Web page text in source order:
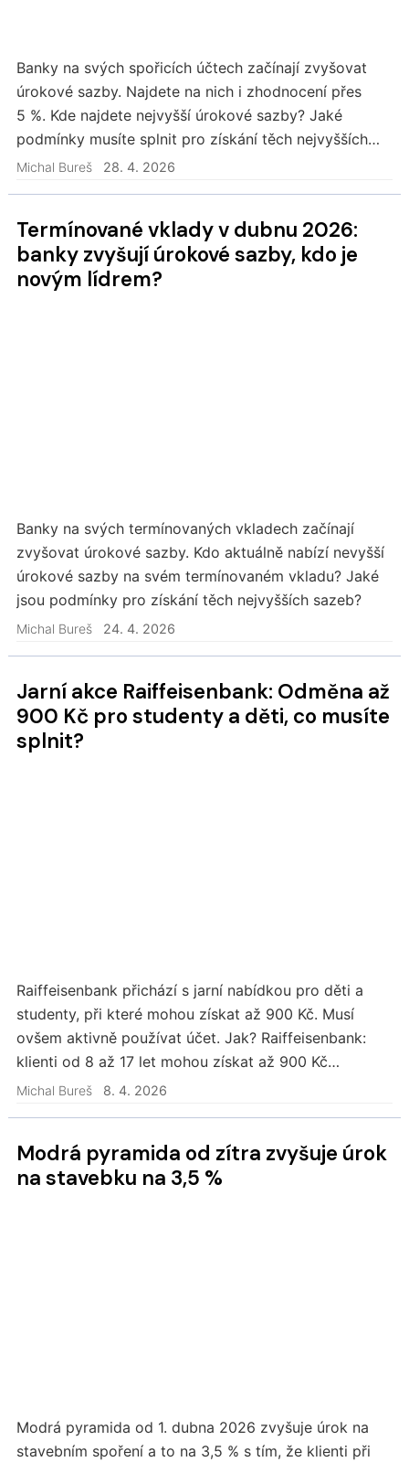
Banky na svých spořicích účtech začínají zvyšovat
úrokové sazby. Najdete na nich i zhodnocení přes
5 %. Kde najdete nejvyšší úrokové sazby? Jaké
podmínky musíte splnit pro získání těch nejvyšších
úrokových sazeb?
Michal Bureš 28. 4. 2026
Termínované vklady v dubnu 2026:
banky zvyšují úrokové sazby, kdo je
novým lídrem?
Banky na svých termínovaných vkladech začínají
zvyšovat úrokové sazby. Kdo aktuálně nabízí nevyšší
úrokové sazby na svém termínovaném vkladu? Jaké
jsou podmínky pro získání těch nejvyšších sazeb?
Michal Bureš 24. 4. 2026
Jarní akce Raiffeisenbank: Odměna až
900 Kč pro studenty a děti, co musíte
splnit?
Raiffeisenbank přichází s jarní nabídkou pro děti a
studenty, při které mohou získat až 900 Kč. Musí
ovšem aktivně používat účet. Jak? Raiffeisenbank:
klienti od 8 až 17 let mohou získat až 900 Kč
V období od 1. dubna do 30. června 2026 mohou…
Michal Bureš 8. 4. 2026
Modrá pyramida od zítra zvyšuje úrok
na stavebku na 3,5 %
Modrá pyramida od 1. dubna 2026 zvyšuje úrok na
stavebním spoření a to na 3,5 % s tím, že klienti při